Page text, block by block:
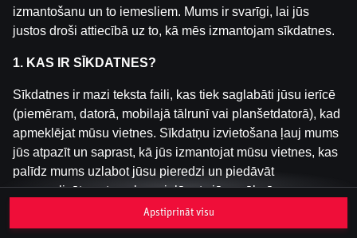
izmantošanu un to iemesliem. Mums ir svarīgi, lai jūs
justos droši attiecībā uz to, kā mēs izmantojam sīkdatnes.
1. KAS IR SĪKDATNES?
Sīkdatnes ir mazi teksta faili, kas tiek saglabāti jūsu ierīcē
(piemēram, datorā, mobilajā tālrunī vai planšetdatorā), kad
apmeklējat mūsu vietnes. Sīkdatņu izvietošana ļauj mums
jūs atpazīt un saprast, kā jūs izmantojat mūsu vietnes, kas
palīdz mums uzlabot jūsu pieredzi un piedāvāt
personalizētu saturu, kas pielāgots jūsu vēlmēm.
Sīkdatnes var būt pagaidu (tā sauktas "sesijas sīkdatnes")
Apstiprināt visu